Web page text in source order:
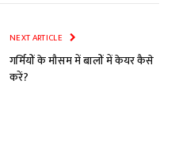
NEXT ARTICLE
गर्मियों के मौसम में बालों में केयर कैसे
करें?